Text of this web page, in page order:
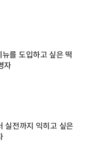
를 도입하고 싶은 떡
자
실전까지 익히고 싶은